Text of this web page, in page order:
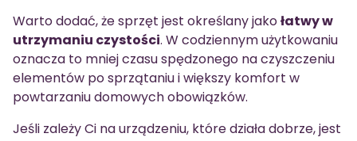
Warto dodać, że sprzęt jest określany jakołatwy w
utrzymaniu czystości. W codziennym użytkowaniu
oznacza to mniej czasu spędzonego na czyszczeniu
elementów po sprzątaniu i większy komfort w
powtarzaniu domowych obowiązków.
Jeśli zależy Ci na urządzeniu, które działa dobrze, jest